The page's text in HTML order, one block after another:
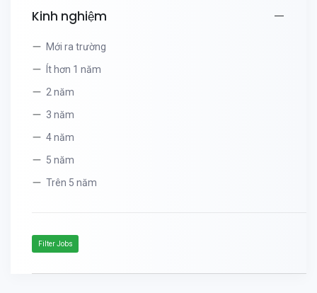
Kinh nghiệm
Mới ra trường
Ít hơn 1 năm
2 năm
3 năm
4 năm
5 năm
Trên 5 năm
Filter Jobs